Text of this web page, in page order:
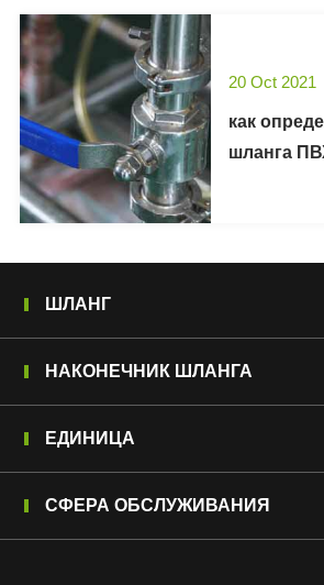
20 Oct 2021
как
шланга
ШЛАНГ
НАКОНЕЧНИК ШЛАНГА
ЕДИНИЦА
СФЕРА ОБСЛУЖИВАНИЯ